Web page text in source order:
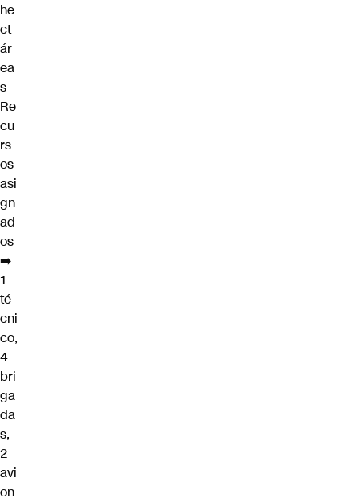
he
ct
ár
ea
s
Re
cu
rs
os
asi
gn
ad
os
➡️
1
té
cni
co,
4
bri
ga
da
s,
2
avi
on